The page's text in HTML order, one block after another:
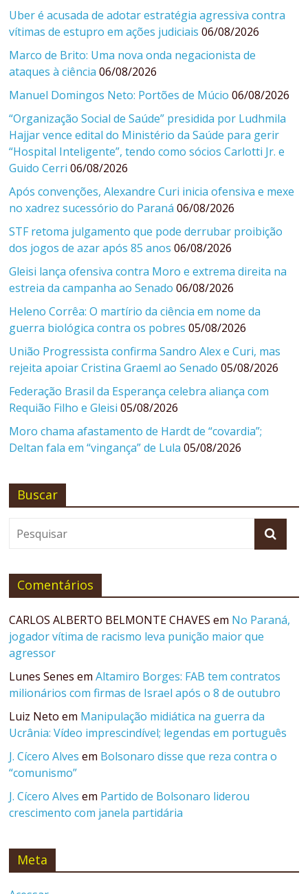
Uber é acusada de adotar estratégia agressiva contra
vítimas de estupro em ações judiciais 06/08/2026
Marco de Brito: Uma nova onda negacionista de
ataques à ciência 06/08/2026
Manuel Domingos Neto: Portões de Múcio 06/08/2026
“Organização Social de Saúde” presidida por Ludhmila
Hajjar vence edital do Ministério da Saúde para gerir
“Hospital Inteligente”, tendo como sócios Carlotti Jr. e
Guido Cerri 06/08/2026
Após convenções, Alexandre Curi inicia ofensiva e mexe
no xadrez sucessório do Paraná 06/08/2026
STF retoma julgamento que pode derrubar proibição
dos jogos de azar após 85 anos 06/08/2026
Gleisi lança ofensiva contra Moro e extrema direita na
estreia da campanha ao Senado 06/08/2026
Heleno Corrêa: O martírio da ciência em nome da
guerra biológica contra os pobres 05/08/2026
União Progressista confirma Sandro Alex e Curi, mas
rejeita apoiar Cristina Graeml ao Senado 05/08/2026
Federação Brasil da Esperança celebra aliança com
Requião Filho e Gleisi 05/08/2026
Moro chama afastamento de Hardt de “covardia”;
Deltan fala em “vingança” de Lula 05/08/2026
Buscar
Comentários
CARLOS ALBERTO BELMONTE CHAVES em No Paraná,
jogador vítima de racismo leva punição maior que
agressor
Lunes Senes emAltamiro Borges: FAB tem contratos
milionários com firmas de Israel após o 8 de outubro
Luiz Neto em Manipulação midiática na guerra da
Ucrânia: Vídeo imprescindível; legendas em português
J. Cícero Alves em Bolsonaro disse que reza contra o
“comunismo”
J. Cícero Alves em Partido de Bolsonaro liderou
crescimento com janela partidária
Meta